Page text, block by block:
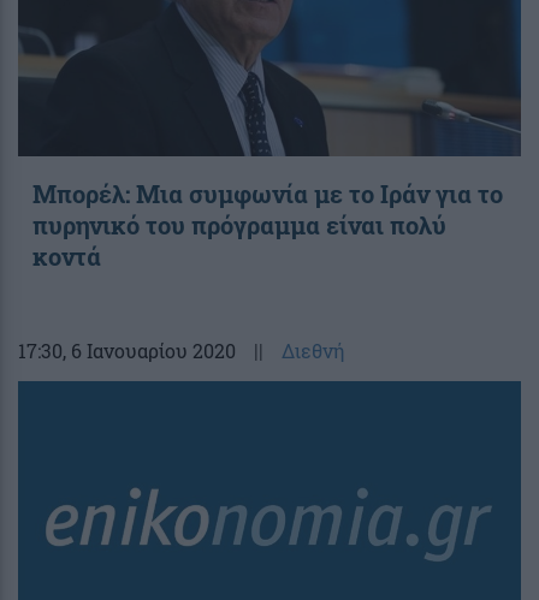
Μπορέλ: Μια συμφωνία με το Ιράν για το
πυρηνικό του πρόγραμμα είναι πολύ
κοντά
17:30, 6 Ιανουαρίου 2020 || Διεθνή